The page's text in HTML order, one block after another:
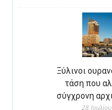
Ξύλινοι
τάση που
σύγχρονη
28